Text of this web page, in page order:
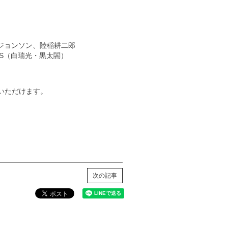
ョンソン、陸稲耕二郎
白瑞光・黒太閤）
だけます。
次の記事